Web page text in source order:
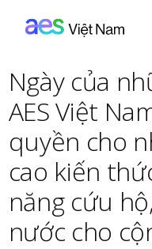
Ngày của
AES Việt
quyền cho
cao kiến
năng cứu
nước cho